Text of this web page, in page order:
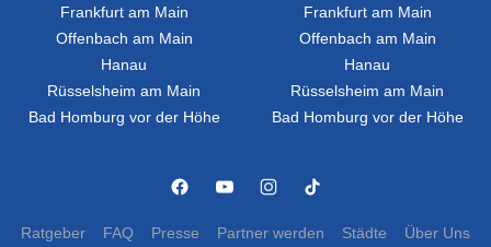
Frankfurt am Main
Offenbach am Main
Hanau
Rüsselsheim am Main
Bad Homburg vor der Höhe
Frankfurt am Main
Offenbach am Main
Hanau
Rüsselsheim am Main
Bad Homburg vor der Höhe
Ratgeber FAQ Presse Partner werden Städte Über Uns